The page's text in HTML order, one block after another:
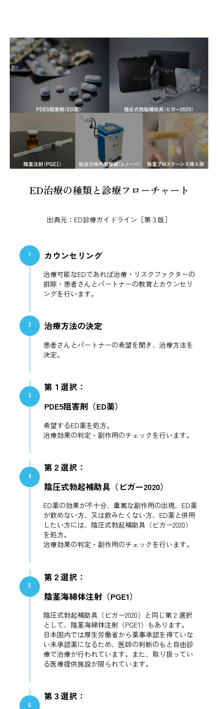
ED治療の種類と診療フローチャート
出典元：ED診療ガイドライン［第３版］
1 カウンセリング
治療可能なEDであれば治療・リスクファクターの
排除・患者さんとパートナーの教育とカウンセリ
ングを行います。
2 治療方法の決定
患者さんとパートナーの希望を聞き、治療方法を
決定。
3
第１選択：
PDE5阻害剤（ED薬）
希望するED薬を処方。
治療効果の判定・副作用のチェックを行います。
4
第２選択：
陰圧式勃起補助具（ビガー2020）
ED薬の効果が不十分、重篤な副作用の出現、ED薬
が飲めない方、又は飲みたくない方、ED薬と併用
したい方には、陰圧式勃起補助具（ビガー2020）
を処方。
治療効果の判定・副作用のチェックを行います。
5
第２選択：
陰茎海綿体注射（PGE1）
陰圧式勃起補助具（ビガー2020）と同じ第２選択
として、陰茎海綿体注射（PGE1）もあります。
日本国内では厚生労働省から薬事承認を得ていな
い未承認薬になるため、医師の判断のもと自由診
療で治療が行われています。また、取り扱ってい
る医療提供施設が限られています。
6
第３選択：